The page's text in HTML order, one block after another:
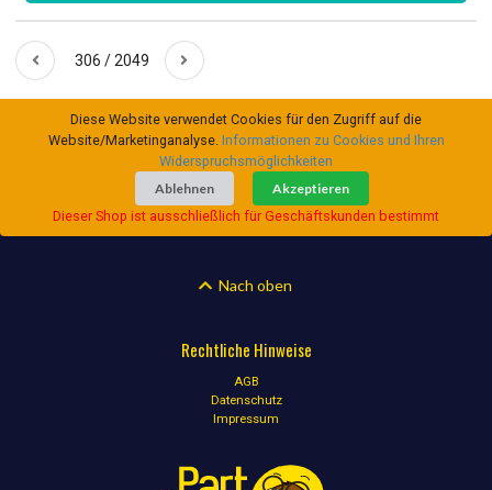
306 / 2049
Diese Website verwendet Cookies für den Zugriff auf die
Website/Marketinganalyse. Informationen zu Cookies und Ihren
Widerspruchsmöglichkeiten
Ablehnen
Akzeptieren
Dieser Shop ist ausschließlich für Geschäftskunden bestimmt
Nach oben
Rechtliche Hinweise
AGB
Datenschutz
Impressum